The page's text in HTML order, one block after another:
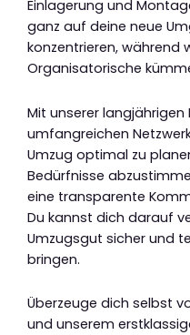
Einlagerung und
ganz auf deine neue
konzentrieren, während
Organisatorische
Mit unserer
umfangreichen
Umzug optimal zu
Bedürfnisse
eine transparente
Du kannst dich darauf
Umzugsgut sicher und
bringen.
Überzeuge dich selbst
und unserem